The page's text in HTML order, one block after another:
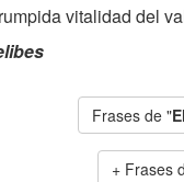
vitalidad del
Frases de "
Frases